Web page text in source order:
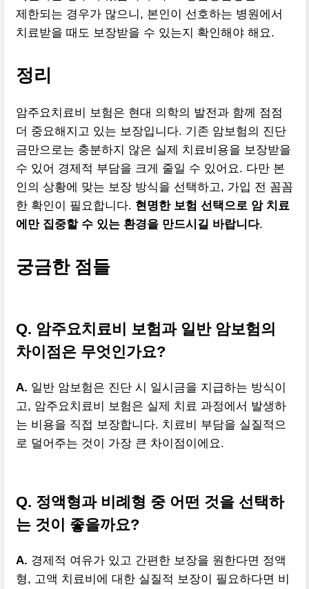
제한되는 경우가 많으니, 본인이 선호하는 병원에서
치료받을 때도 보장받을 수 있는지 확인해야 해요.
정리
암주요치료비 보험은 현대 의학의 발전과 함께 점점
더 중요해지고 있는 보장입니다. 기존 암보험의 진단
금만으로는 충분하지 않은 실제 치료비용을 보장받을
수 있어 경제적 부담을 크게 줄일 수 있어요. 다만 본
인의 상황에 맞는 보장 방식을 선택하고, 가입 전 꼼꼼
한 확인이 필요합니다. 현명한 보험 선택으로 암 치료
에만 집중할 수 있는 환경을 만드시길 바랍니다.
궁금한 점들
Q. 암주요치료비 보험과 일반 암보험의
차이점은 무엇인가요?
A. 일반 암보험은 진단 시 일시금을 지급하는 방식이
고, 암주요치료비 보험은 실제 치료 과정에서 발생하
는 비용을 직접 보장합니다. 치료비 부담을 실질적으
로 덜어주는 것이 가장 큰 차이점이에요.
Q. 정액형과 비례형 중 어떤 것을 선택하
는 것이 좋을까요?
A. 경제적 여유가 있고 간편한 보장을 원한다면 정액
형, 고액 치료비에 대한 실질적 보장이 필요하다면 비